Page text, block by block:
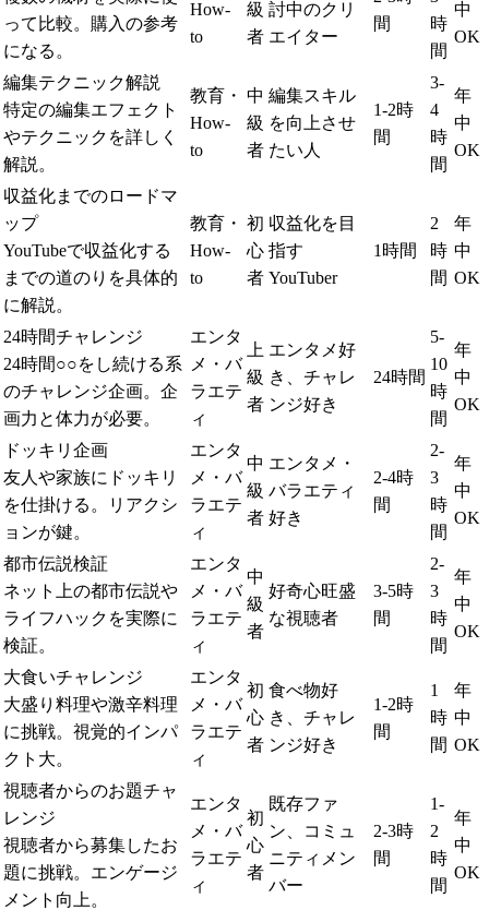
って比較。購入の参考
になる。
How-
to
級
者
討中のクリ
エイター
間
時
間
中
OK
編集テクニック解説
特定の編集エフェクト
やテクニックを詳しく
解説。
教育・
How-
to
中
級
者
編集スキル
を向上させ
たい人
1-2時
間
3-
4
時
間
年
中
OK
収益化までのロードマ
ップ
YouTubeで収益化する
までの道のりを具体的
に解説。
教育・
How-
to
初
心
者
収益化を目
指す
YouTuber
1時間
2
時
間
年
中
OK
24時間チャレンジ
24時間○○をし続ける系
のチャレンジ企画。企
画力と体力が必要。
エンタ
メ・バ
ラエテ
ィ
上
級
者
エンタメ好
き、チャレ
ンジ好き
24時間
5-
10
時
間
年
中
OK
ドッキリ企画
友人や家族にドッキリ
を仕掛ける。リアクシ
ョンが鍵。
エンタ
メ・バ
ラエテ
ィ
中
級
者
エンタメ・
バラエティ
好き
2-4時
間
2-
3
時
間
年
中
OK
都市伝説検証
ネット上の都市伝説や
ライフハックを実際に
検証。
エンタ
メ・バ
ラエテ
ィ
中
級
者
好奇心旺盛
な視聴者
3-5時
間
2-
3
時
間
年
中
OK
大食いチャレンジ
大盛り料理や激辛料理
に挑戦。視覚的インパ
クト大。
エンタ
メ・バ
ラエテ
ィ
初
心
者
食べ物好
き、チャレ
ンジ好き
1-2時
間
1
時
間
年
中
OK
視聴者からのお題チャ
レンジ
視聴者から募集したお
題に挑戦。エンゲージ
メント向上。
エンタ
メ・バ
ラエテ
ィ
初
心
者
既存ファ
ン、コミュ
ニティメン
バー
2-3時
間
1-
2
時
間
年
中
OK